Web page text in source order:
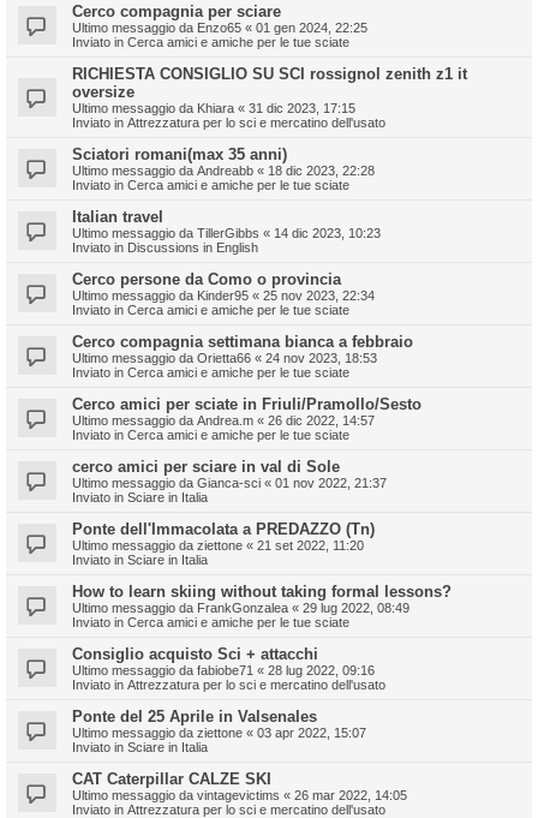
Cerco compagnia per sciare
Ultimo messaggio da Enzo65 « 01 gen 2024, 22:25
Inviato in Cerca amici e amiche per le tue sciate
RICHIESTA CONSIGLIO SU SCI rossignol zenith z1 it
oversize
Ultimo messaggio da Khiara « 31 dic 2023, 17:15
Inviato in Attrezzatura per lo sci e mercatino dell'usato
Sciatori romani(max 35 anni)
Ultimo messaggio da Andreabb « 18 dic 2023, 22:28
Inviato in Cerca amici e amiche per le tue sciate
Italian travel
Ultimo messaggio da TillerGibbs « 14 dic 2023, 10:23
Inviato in Discussions in English
Cerco persone da Como o provincia
Ultimo messaggio da Kinder95 « 25 nov 2023, 22:34
Inviato in Cerca amici e amiche per le tue sciate
Cerco compagnia settimana bianca a febbraio
Ultimo messaggio da Orietta66 « 24 nov 2023, 18:53
Inviato in Cerca amici e amiche per le tue sciate
Cerco amici per sciate in Friuli/Pramollo/Sesto
Ultimo messaggio da Andrea.m « 26 dic 2022, 14:57
Inviato in Cerca amici e amiche per le tue sciate
cerco amici per sciare in val di Sole
Ultimo messaggio da Gianca-sci « 01 nov 2022, 21:37
Inviato in Sciare in Italia
Ponte dell'Immacolata a PREDAZZO (Tn)
Ultimo messaggio da ziettone « 21 set 2022, 11:20
Inviato in Sciare in Italia
How to learn skiing without taking formal lessons?
Ultimo messaggio da FrankGonzalea « 29 lug 2022, 08:49
Inviato in Cerca amici e amiche per le tue sciate
Consiglio acquisto Sci + attacchi
Ultimo messaggio da fabiobe71 « 28 lug 2022, 09:16
Inviato in Attrezzatura per lo sci e mercatino dell'usato
Ponte del 25 Aprile in Valsenales
Ultimo messaggio da ziettone « 03 apr 2022, 15:07
Inviato in Sciare in Italia
CAT Caterpillar CALZE SKI
Ultimo messaggio da vintagevictims « 26 mar 2022, 14:05
Inviato in Attrezzatura per lo sci e mercatino dell'usato